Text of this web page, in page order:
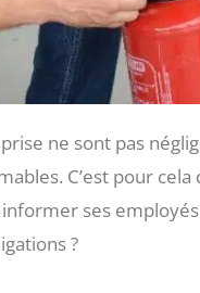
ne sont pas
C’est pour
ses
?